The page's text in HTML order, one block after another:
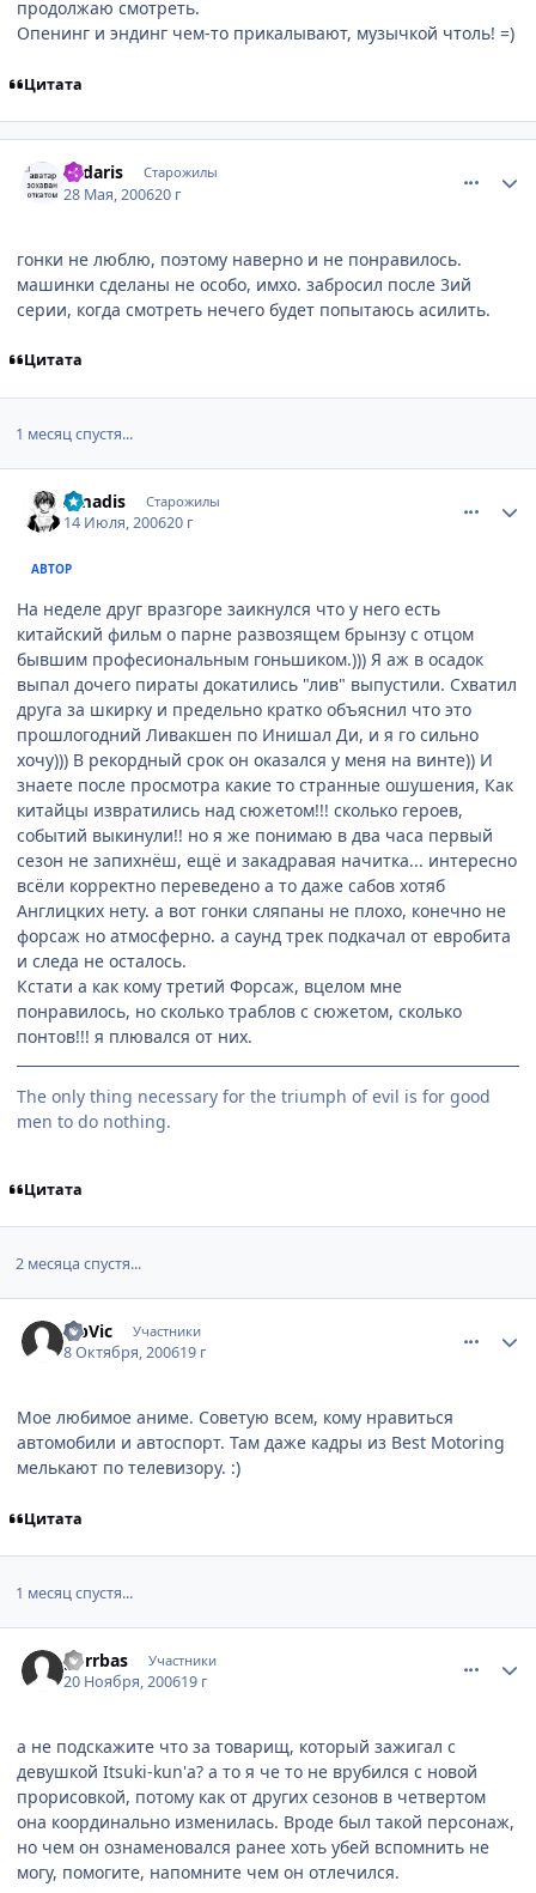
продолжаю смотреть.
Опенинг и эндинг чем-то прикалывают, музычкой чтоль! =)
Цитата
Sadaris Старожилы
28 Мая, 200620 г
гонки не люблю, поэтому наверно и не понравилось.
машинки сделаны не особо, имхо. забросил после 3ий
серии, когда смотреть нечего будет попытаюсь асилить.
Цитата
1 месяц спустя...
Amadis Старожилы
14 Июля, 200620 г
АВТОР
На неделе друг вразгоре заикнулся что у него есть
китайский фильм о парне развозящем брынзу с отцом
бывшим професиональным гоньшиком.))) Я аж в осадок
выпал дочего пираты докатились "лив" выпустили. Схватил
друга за шкирку и предельно кратко объяснил что это
прошлогодний Ливакшен по Инишал Ди, и я го сильно
хочу))) В рекордный срок он оказался у меня на винте)) И
знаете после просмотра какие то странные ошушения, Как
китайцы извратились над сюжетом!!! сколько героев,
событий выкинули!! но я же понимаю в два часа первый
сезон не запихнёш, ещё и закадравая начитка... интересно
всёли корректно переведено а то даже сабов хотяб
Англицких нету. а вот гонки сляпаны не плохо, конечно не
форсаж но атмосферно. а саунд трек подкачал от евробита
и следа не осталось.
Кстати а как кому третий Форсаж, вцелом мне
понравилось, но сколько траблов с сюжетом, сколько
понтов!!! я плювался от них.
The only thing necessary for the triumph of evil is for good
men to do nothing.
Цитата
2 месяца спустя...
SibVic Участники
8 Октября, 200619 г
Мое любимое аниме. Советую всем, кому нравиться
автомобили и автоспорт. Там даже кадры из Best Motoring
мелькают по телевизору. :)
Цитата
1 месяц спустя...
gorrbas Участники
20 Ноября, 200619 г
а не подскажите что за товарищ, который зажигал с
девушкой Itsuki-kun'а? а то я че то не врубился с новой
прорисовкой, потому как от других сезонов в четвертом
она координально изменилась. Вроде был такой персонаж,
но чем он ознаменовался ранее хоть убей вспомнить не
могу, помогите, напомните чем он отлечился.